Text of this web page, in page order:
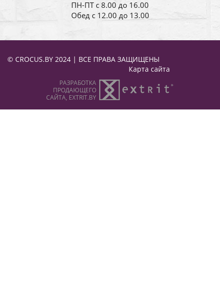
ПН-ПТ с 8.00 до 16.00
Обед с 12.00 до 13.00
© CROCUS.BY 2024 | ВСЕ ПРАВА ЗАЩИЩЕНЫ
Карта сайта
РАЗРАБОТКА
ПРОДАЮЩЕГО
САЙТА, EXTRIT.BY